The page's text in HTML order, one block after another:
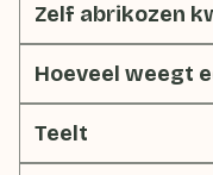
Zelf abrikozen
Hoeveel weegt
Teelt